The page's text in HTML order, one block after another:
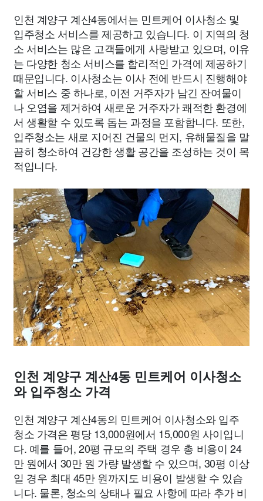
인천 계양구 계산4동에서는 민트케어 이사청소 및
입주청소 서비스를 제공하고 있습니다. 이 지역의 청
소 서비스는 많은 고객들에게 사랑받고 있으며, 이유
는 다양한 청소 서비스를 합리적인 가격에 제공하기
때문입니다. 이사청소는 이사 전에 반드시 진행해야
할 서비스 중 하나로, 이전 거주자가 남긴 잔여물이
나 오염을 제거하여 새로운 거주자가 쾌적한 환경에
서 생활할 수 있도록 돕는 과정을 포함합니다. 또한,
입주청소는 새로 지어진 건물의 먼지, 유해물질을 말
끔히 청소하여 건강한 생활 공간을 조성하는 것이 목
적입니다.
인천 계양구 계산4동 민트케어 이사청소
와 입주청소 가격
인천 계양구 계산4동의 민트케어 이사청소와 입주
청소 가격은 평당 13,000원에서 15,000원 사이입니
다. 예를 들어, 20평 규모의 주택 경우 총 비용이 24
만 원에서 30만 원 가량 발생할 수 있으며, 30평 이상
일 경우 최대 45만 원까지도 비용이 발생할 수 있습
니다. 물론, 청소의 상태나 필요 사항에 따라 추가 비